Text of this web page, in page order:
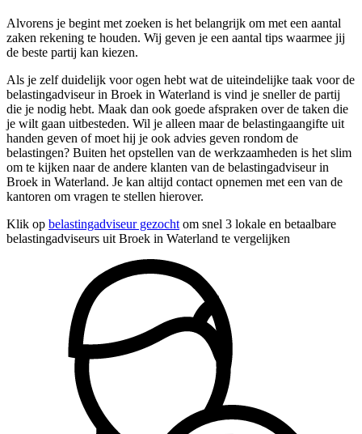
Alvorens je begint met zoeken is het belangrijk om met een aantal
zaken rekening te houden. Wij geven je een aantal tips waarmee jij
de beste partij kan kiezen.
Als je zelf duidelijk voor ogen hebt wat de uiteindelijke taak voor de
belastingadviseur in Broek in Waterland is vind je sneller de partij
die je nodig hebt. Maak dan ook goede afspraken over de taken die
je wilt gaan uitbesteden. Wil je alleen maar de belastingaangifte uit
handen geven of moet hij je ook advies geven rondom de
belastingen? Buiten het opstellen van de werkzaamheden is het slim
om te kijken naar de andere klanten van de belastingadviseur in
Broek in Waterland. Je kan altijd contact opnemen met een van de
kantoren om vragen te stellen hierover.
Klik op belastingadviseur gezocht om snel 3 lokale en betaalbare
belastingadviseurs uit Broek in Waterland te vergelijken